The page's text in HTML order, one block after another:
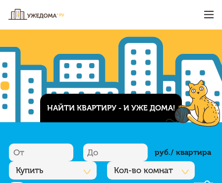
НАЙТИ КВАРТИРУ - И УЖЕ ДОМА!
Купить Кол-во комнат
руб./ квартира